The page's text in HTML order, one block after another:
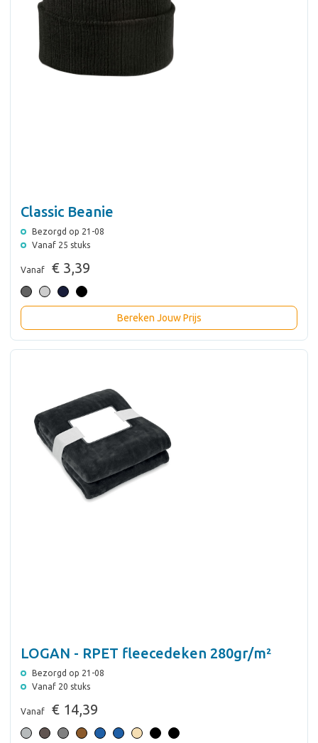
Classic Beanie
Bezorgd op 21-08
Vanaf 25 stuks
Vanaf € 3,39
Bereken Jouw Prijs
LOGAN - RPET fleecedeken 280gr/m²
Bezorgd op 21-08
Vanaf 20 stuks
Vanaf € 14,39